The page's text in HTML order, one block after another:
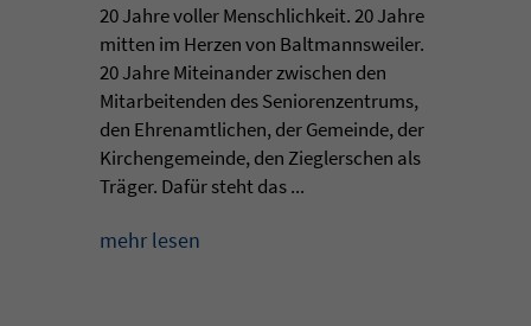
20 Jahre voller Menschlichkeit. 20 Jahre
mitten im Herzen von Baltmannsweiler.
20 Jahre Miteinander zwischen den
Mitarbeitenden des Seniorenzentrums,
den Ehrenamtlichen, der Gemeinde, der
Kirchengemeinde, den Zieglerschen als
Träger. Dafür steht das ...
mehr lesen